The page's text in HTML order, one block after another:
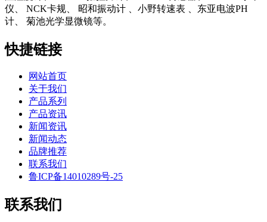
仪、 NCK卡规、 昭和振动计 、小野转速表 、东亚电波PH
计、 菊池光学显微镜等。
快捷链接
网站首页
关于我们
产品系列
产品资讯
新闻资讯
新闻动态
品牌推荐
联系我们
鲁ICP备14010289号-25
联系我们